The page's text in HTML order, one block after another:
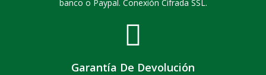
banco o Paypal. Conexión Cifrada SSL.
Garantía De Devolución